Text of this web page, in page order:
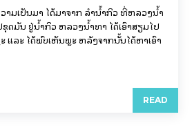
ມເປັນມາ ໄດ້ມາຈາກ ລຳນ້ຳກິວ ທີ່ຫລວງນ້ຳ
ຂຸດມັນ ຢູ່ນ້ຳກິວ ຫລວງນ້ຳທາ ໄດ້ເອົາສຽມໄປ
ແລະ ໄດ້ພົບເຫັນພຼະ ຫລັງຈາກນັ້ນໄດ້ຫາເອົາ
READ